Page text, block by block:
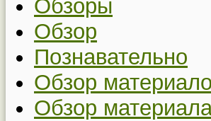
Обзоры
Обзор
Познавательно
Обзор
Обзор